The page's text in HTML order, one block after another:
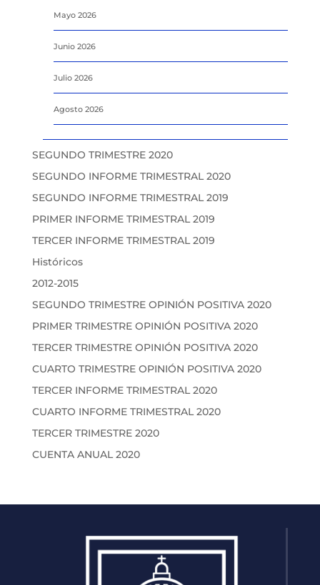
Mayo 2026
Junio 2026
Julio 2026
Agosto 2026
SEGUNDO TRIMESTRE 2020
SEGUNDO INFORME TRIMESTRAL 2020
SEGUNDO INFORME TRIMESTRAL 2019
PRIMER INFORME TRIMESTRAL 2019
TERCER INFORME TRIMESTRAL 2019
Históricos
2012-2015
SEGUNDO TRIMESTRE OPINIÓN POSITIVA 2020
PRIMER TRIMESTRE OPINIÓN POSITIVA 2020
TERCER TRIMESTRE OPINIÓN POSITIVA 2020
CUARTO TRIMESTRE OPINIÓN POSITIVA 2020
TERCER INFORME TRIMESTRAL 2020
CUARTO INFORME TRIMESTRAL 2020
TERCER TRIMESTRE 2020
CUENTA ANUAL 2020